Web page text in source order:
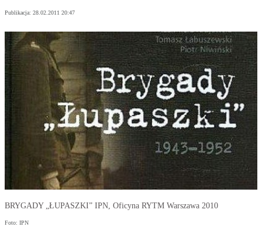
Publikacja: 28.02.2011 20:47
BRYGADY „ŁUPASZKI” IPN, Oficyna RYTM Warszawa 2010
Foto: IPN